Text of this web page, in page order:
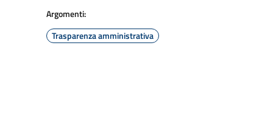
Argomenti:
Trasparenza amministrativa